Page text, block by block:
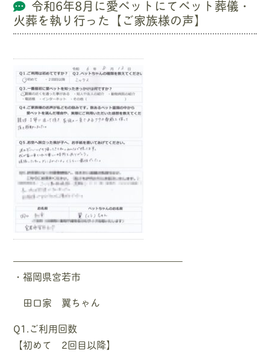
令和6年8月に愛ペットにてペット葬儀・
火葬を執り行った【ご家族様の声】
—————————————————–
・福岡県宮若市
田口家 翼ちゃん
Q1.ご利用回数
【初めて 2回目以降】